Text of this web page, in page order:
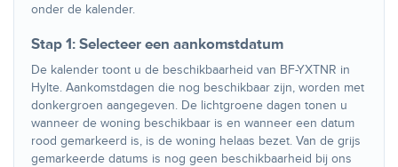
onder de kalender.
Stap 1: Selecteer een aankomstdatum
De kalender toont u de beschikbaarheid van BF-YXTNR in
Hylte. Aankomstdagen die nog beschikbaar zijn, worden met
donkergroen aangegeven. De lichtgroene dagen tonen u
wanneer de woning beschikbaar is en wanneer een datum
rood gemarkeerd is, is de woning helaas bezet. Van de grijs
gemarkeerde datums is nog geen beschikbaarheid bij ons